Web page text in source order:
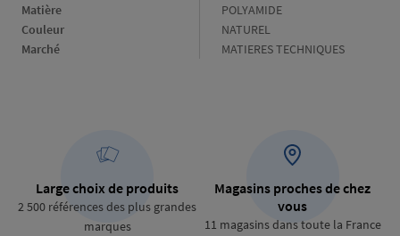
Matière
Matière
POLYAMIDE
Couleur
Couleur
NATUREL
Marché
Marché
MATIERES TECHNIQUES
Large choix de produits
2 500 références des plus grandes
marques
Magasins proches de chez
vous
11 magasins dans toute la France